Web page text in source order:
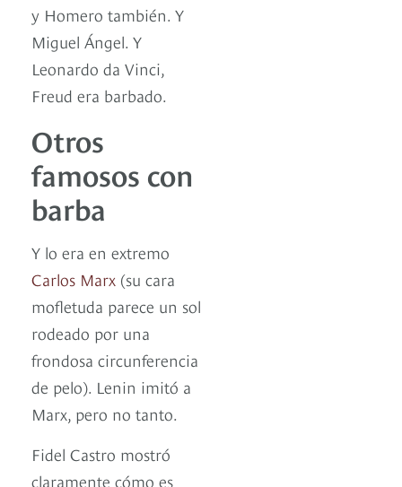
y Homero también. Y
Miguel Ángel. Y
Leonardo da Vinci,
Freud era barbado.
Otros
famosos con
barba
Y lo era en extremo
Carlos Marx (su cara
mofletuda parece un sol
rodeado por una
frondosa circunferencia
de pelo). Lenin imitó a
Marx, pero no tanto.
Fidel Castro mostró
claramente cómo es